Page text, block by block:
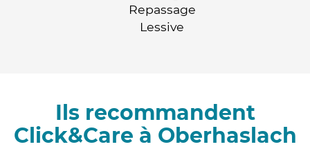
Repassage
Lessive
Ils recommandent
Click&Care à Oberhaslach